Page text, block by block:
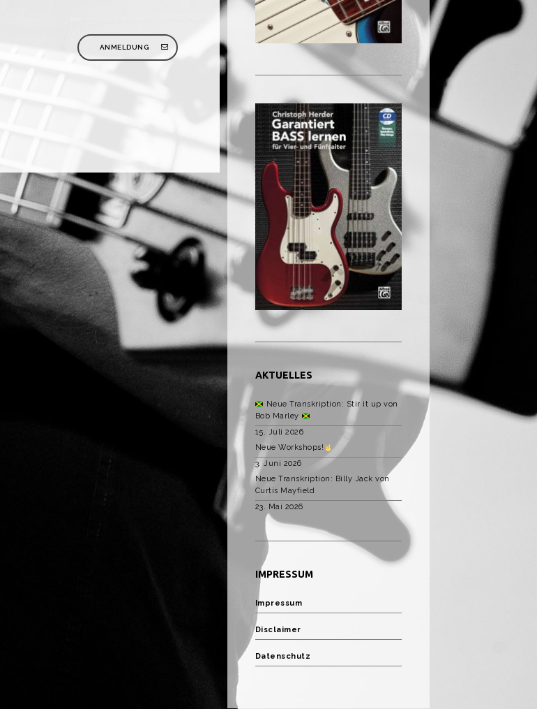
ANMELDUNG
AKTUELLES
Neue Transkription: Stir it up von
Bob Marley
15. Juli 2026
Neue Workshops!
3. Juni 2026
Neue Transkription: Billy Jack von
Curtis Mayfield
23. Mai 2026
IMPRESSUM
Impressum
Disclaimer
Datenschutz